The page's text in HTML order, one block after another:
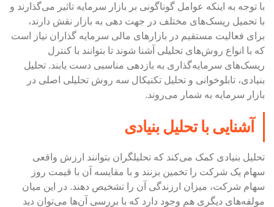
با توجه به اینکه عوامل گوناگونی بر بازار سرمایه تاثیر می‌گذارند و
با تحمیل ریسک‌های مختلف در جهت دهی به بازار نقش دارند،
برای فعالیت مستقیم در بازارهای مالی سرمایه گذاران نیاز است
که با انواع روش‌های تحلیلی آشنا شوند تا بتوانند با کنترل
ریسک‌های سرمایه‌گذاری به بازدهی مناسبی دست یابند. تحلیل
بنیادی، تابلوخوانی و تحلیل تکنیکال سه روش تحلیلی اصلی در
بازار سرمایه به شمار می‌روند.
آشنایی با تحلیل بنیادی
تحلیل بنیادی کمک می‌کند که تحلیلگران بتوانند ارزش واقعی
سهام یک شرکت را تخمین بزنند و با مقایسه آن با قیمت روز
سهام شرکت، میزان ارزندگی آن را تشخیص دهند. در این میان
مولفه‌های دیگری هم وجود دارد که با بررسی آن‌ها می‌توان دید